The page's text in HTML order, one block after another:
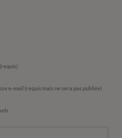
e-mail (requis mais ne sera pas publiée)